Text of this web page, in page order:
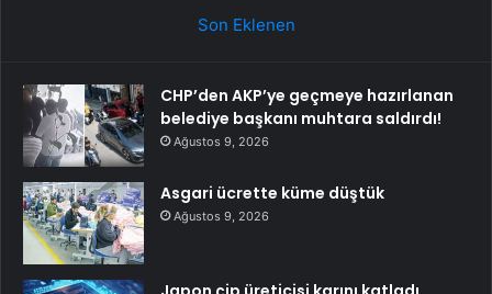
Son Eklenen
CHP’den AKP’ye geçmeye hazırlanan
belediye başkanı muhtara saldırdı!
Ağustos 9, 2026
Asgari ücrette küme düştük
Ağustos 9, 2026